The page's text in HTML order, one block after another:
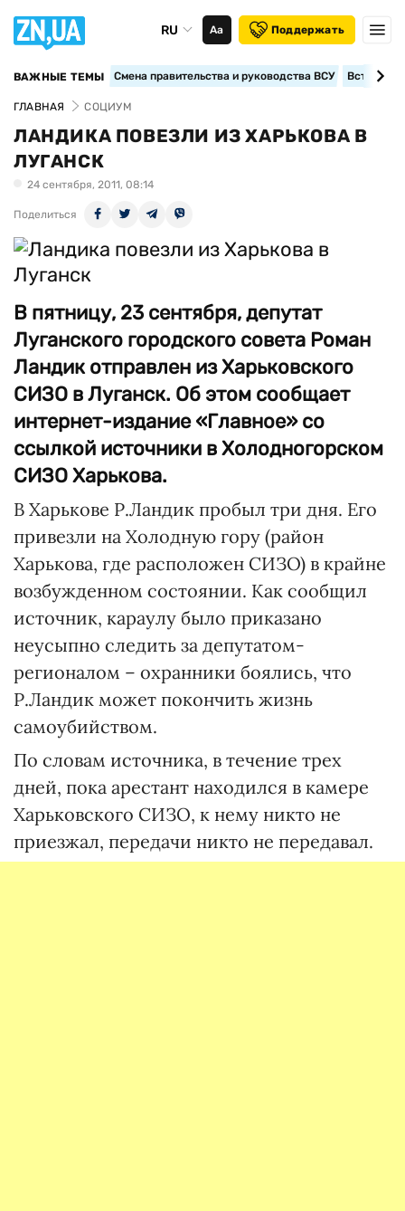
RU Аа Поддержать
ВАЖНЫЕ ТЕМЫ Смена правительства и руководства ВСУ
ГЛАВНАЯ СОЦИУМ
ЛАНДИКА ПОВЕЗЛИ ИЗ ХАРЬКОВА В
ЛУГАНСК
24 сентября, 2011, 08:14
Поделиться
В пятницу, 23 сентября, депутат
Луганского городского совета Роман
Ландик отправлен из Харьковского
СИЗО в Луганск. Об этом сообщает
интернет-издание «Главное» со
ссылкой источники в Холодногорском
СИЗО Харькова.
В Харькове Р.Ландик пробыл три дня. Его
привезли на Холодную гору (район
Харькова, где расположен СИЗО) в крайне
возбужденном состоянии. Как сообщил
источник, караулу было приказано
неусыпно следить за депутатом-
регионалом – охранники боялись, что
Р.Ландик может покончить жизнь
самоубийством.
По словам источника, в течение трех
дней, пока арестант находился в камере
Харьковского СИЗО, к нему никто не
приезжал, передачи никто не передавал.